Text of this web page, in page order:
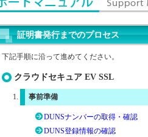
証明書発行までのプロセス
下記手順に沿って進めてください。
クラウドセキュア EV SSL
事前準備
DUNSナンバーの取得・確認
DUNS登録情報の確認